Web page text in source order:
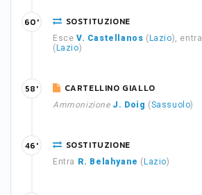
SOSTITUZIONE
Esce V. Castellanos ( Lazio), entra
( Lazio)
60'
CARTELLINO GIALLO
Ammonizione J. Doig (Sassuolo)
58'
SOSTITUZIONE
Entra R. Belahyane ( Lazio)
46'